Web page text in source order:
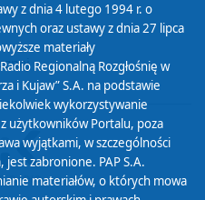
z dnia 4 lutego 1994 r. o
oraz ustawy z dnia 27 lipca
materiały
Regionalną Rozgłośnię w
i Kujaw” S.A. na podstawie
wykorzystywanie
użytkowników Portalu, poza
wyjątkami, w szczególności
zabronione. PAP S.A.
materiałów, o których mowa